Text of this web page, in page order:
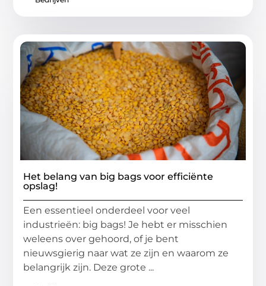
Het belang van big bags voor efficiënte
opslag!
Een essentieel onderdeel voor veel
industrieën: big bags! Je hebt er misschien
weleens over gehoord, of je bent
nieuwsgierig naar wat ze zijn en waarom ze
belangrijk zijn. Deze grote ...